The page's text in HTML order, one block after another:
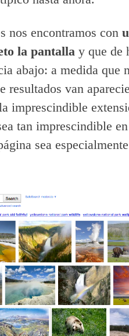
nos encontramos con
la pantalla y que de
abajo: a medida que
resultados van
imprescindible
tan imprescindible en
sea especialmente